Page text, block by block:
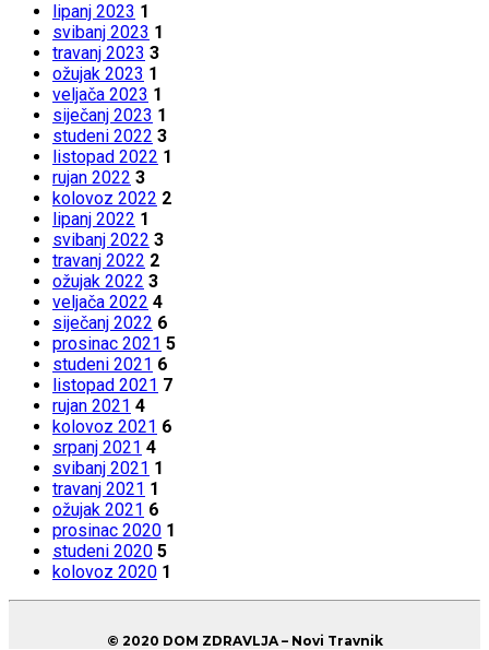
lipanj 2023 1
svibanj 2023 1
travanj 2023 3
ožujak 2023 1
veljača 2023 1
siječanj 2023 1
studeni 2022 3
listopad 2022 1
rujan 2022 3
kolovoz 2022 2
lipanj 2022 1
svibanj 2022 3
travanj 2022 2
ožujak 2022 3
veljača 2022 4
siječanj 2022 6
prosinac 2021 5
studeni 2021 6
listopad 2021 7
rujan 2021 4
kolovoz 2021 6
srpanj 2021 4
svibanj 2021 1
travanj 2021 1
ožujak 2021 6
prosinac 2020 1
studeni 2020 5
kolovoz 2020 1
© 2020 DOM ZDRAVLJA – Novi Travnik